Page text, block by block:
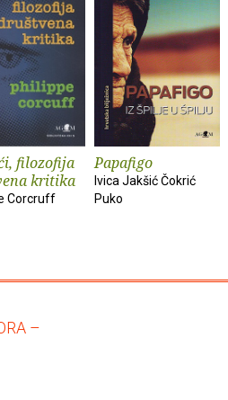
filozofija
kritika
Corcruff
Papafigo
Ivica Jakšić Čokrić
Puko
–